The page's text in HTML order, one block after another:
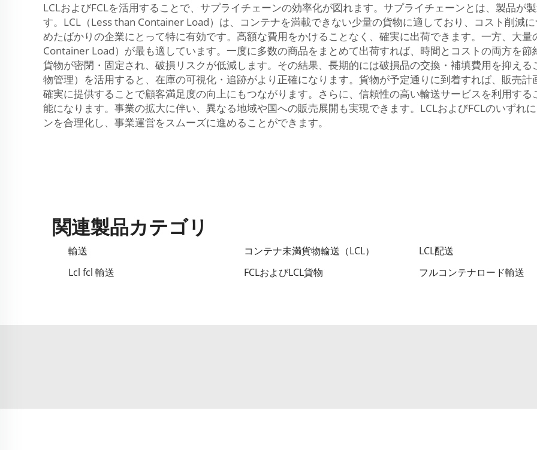
LCLおよびFCLを活用することで、サプライチェーンの効率化が図れます。サプライチェーンとは、製品が
す。LCL（Less than Container Load）は、コンテナを満載できない少量の貨物に適しており、コスト削減
めたばかりの企業にとって特に有効です。高額な費用をかけることなく、確実に出荷できます。一方、大
Container Load）が最も適しています。一度に多数の商品をまとめて出荷すれば、時間とコストの両方を
貨物が密閉・固定され、破損リスクが低減します。その結果、長期的には破損品の交換・補填費用を抑え
物管理）を活用すると、在庫の可視化・追跡がより正確になります。貨物が予定通りに到着すれば、販売
確実に提供することで顧客満足度の向上にもつながります。さらに、信頼性の高い輸送サービスを利用す
能になります。事業の拡大に伴い、異なる地域や国への販売展開も実現できます。LCLおよびFCLのいずれ
ンを合理化し、事業運営をスムーズに進めることができます。
関連製品カテゴリ
輸送 コンテナ未満貨物輸送（LCL）
LCL配送
Lcl fcl 輸送
FCLおよびLCL貨物 フルコンテナロード輸送